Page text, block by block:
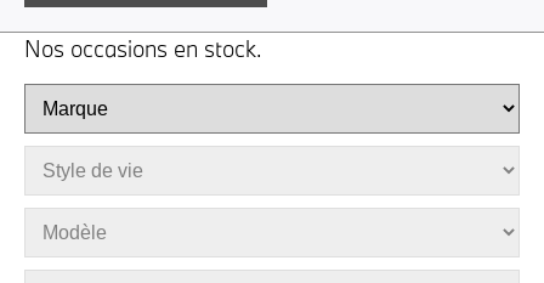
Nos occasions en stock.